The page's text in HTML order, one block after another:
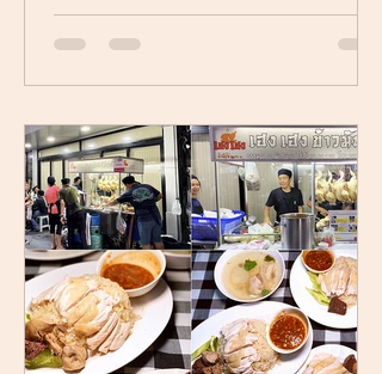
三间则是位于Phrom Phong站，大方这
次就住在水门市场，粉红制服之前挑战